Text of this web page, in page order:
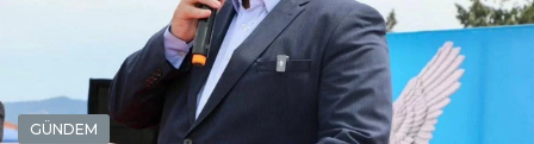
GÜNDEM